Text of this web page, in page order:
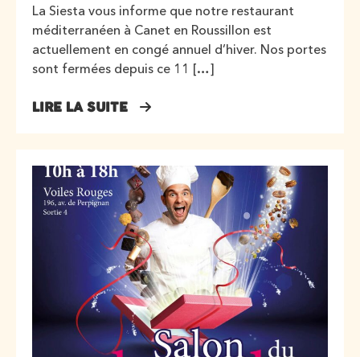
La Siesta vous informe que notre restaurant
méditerranéen à Canet en Roussillon est
actuellement en congé annuel d’hiver. Nos portes
sont fermées depuis ce 11 […]
LIRE LA SUITE